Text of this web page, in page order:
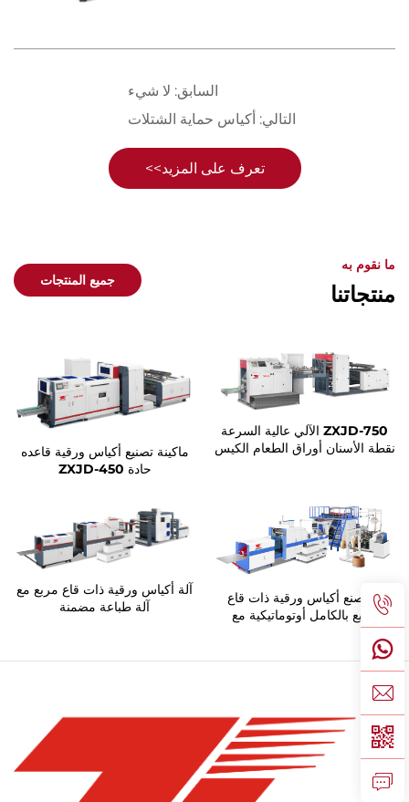
السابق: لا شيء
التالي: أكياس حماية الشتلات
تعرف على المزيد>>
ما نقوم به
منتجاتنا
جميع المنتجات
ZXJD-750 الآلي عالية السرعة
نقطة الأسنان أوراق الطعام الكيس
ماكينة تصنيع أكياس ورقية قاعده
حادة ZXJD-450
آلة صنع أكياس ورقية ذات قاع
مربع بالكامل أوتوماتيكية مع
تركيب المقبض بشكل متسلسل
آلة أكياس ورقية ذات قاع مربع مع
آلة طباعة مضمنة